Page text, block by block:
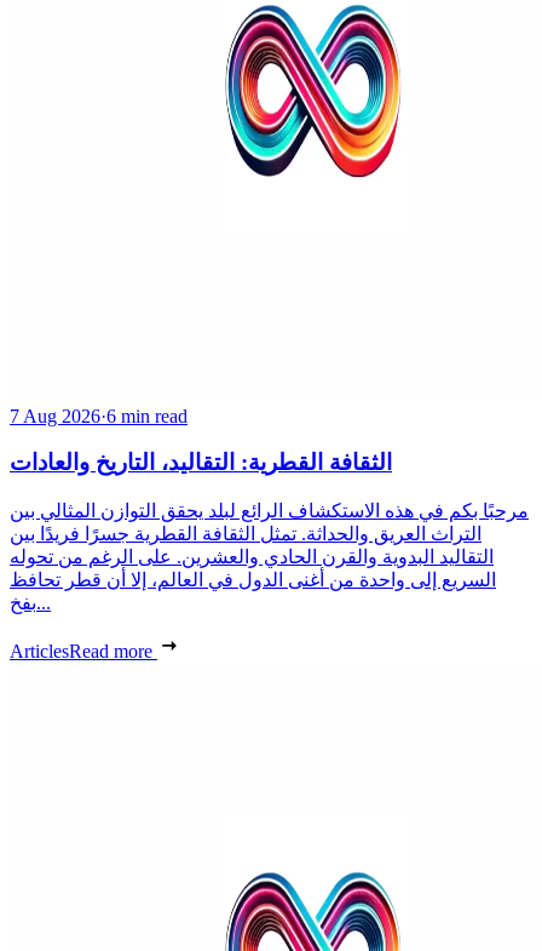
7 Aug 2026·6 min read
الثقافة القطرية: التقاليد، التاريخ والعادات
مرحبًا بكم في هذه الاستكشاف الرائع لبلد يحقق التوازن المثالي بين
التراث العريق والحداثة. تمثل الثقافة القطرية جسرًا فريدًا بين
التقاليد البدوية والقرن الحادي والعشرين. على الرغم من تحوله
السريع إلى واحدة من أغنى الدول في العالم، إلا أن قطر تحافظ
بفخ...
ArticlesRead more